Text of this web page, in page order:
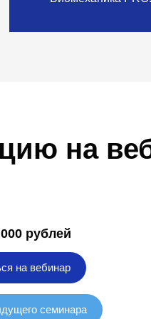
на
рублей
на вебинар
семинара